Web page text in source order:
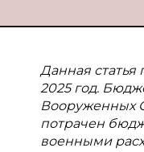
Данная
2025 год.
Вооруженных
потрачен
военными